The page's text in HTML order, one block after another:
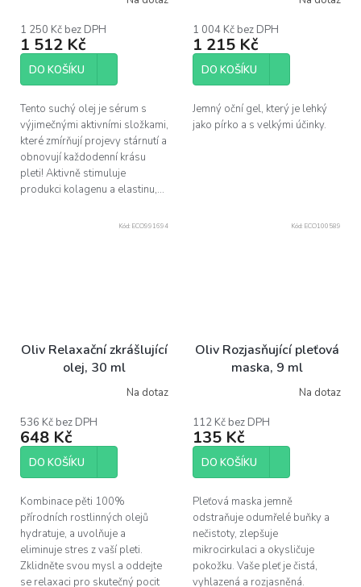
produktu
je
4,0
5
1 250 Kč bez DPH
1 512 Kč
DO KOŠÍKU
Tento suchý olej je sérum s
výjimečnými aktivními složkami,
které zmírňují projevy stárnutí a
obnovují každodenní krásu
pleti! Aktivně stimuluje
produkci kolagenu a elastinu,...
produktu
je
5,0
5
1 004 Kč bez DPH
1 215 Kč
DO KOŠÍKU
Jemný oční gel, který je lehký
jako pírko a s velkými účinky.
Oliv Relaxační zkrášlující
olej, 30 ml
Na dotaz
536 Kč bez DPH
648 Kč
DO KOŠÍKU
Kombinace pěti 100%
přírodních rostlinných olejů
hydratuje, a uvolňuje a
eliminuje stres z vaší pleti.
Zklidněte svou mysl a oddejte
se relaxaci pro skutečný pocit
Kód: ECO991694
Oliv Rozjasňující pleťová
maska, 9 ml
produktu
je
4,8
5
Na dotaz
112 Kč bez DPH
135 Kč
DO KOŠÍKU
Pleťová maska jemně
odstraňuje odumřelé buňky a
nečistoty, zlepšuje
mikrocirkulaci a okysličuje
pokožku. Vaše pleť je čistá,
vyhlazená a rozjasněná.
Kód: ECO100589